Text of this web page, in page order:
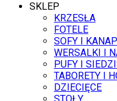
SKLEP
KRZESŁA
FOTELE
SOFY I
WERSALKI I
PUFY I
TABORETY I
DZIECIĘCE